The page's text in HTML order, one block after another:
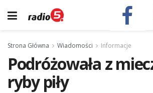
Strona Główna Wiadomości Informacje
Podróżowała z
ryby piły